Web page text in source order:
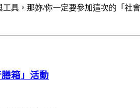
具，那妳/你一定要參加這次的「社
箱」活動